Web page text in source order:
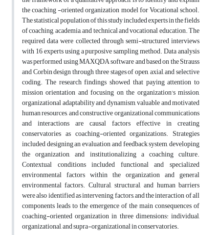
the coaching -oriented organization model for Vocational school.
The statistical population of this study included experts in the fields
of coaching, academia, and technical and vocational education. The
required data were collected through semi-structured interviews
with 16 experts using a purposive sampling method. Data analysis
was performed using MAXQDA software and based on the Strauss
and Corbin design through three stages of open, axial, and selective
coding. The research findings showed that paying attention to
mission orientation and focusing on the organization's mission,
organizational adaptability and dynamism, valuable and motivated
human resources, and constructive organizational communications
and interactions are causal factors effective in creating
conservatories as coaching-oriented organizations. Strategies
included designing an evaluation and feedback system, developing
the organization, and institutionalizing a coaching culture.
Contextual conditions included functional and specialized
environmental factors within the organization and general
environmental factors. Cultural, structural, and human barriers
were also identified as intervening factors, and the interaction of all
components leads to the emergence of the main consequences of
coaching-oriented organization in three dimensions: individual,
organizational, and supra-organizational in conservatories.